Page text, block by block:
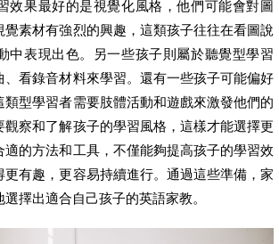
效果最好的是視覺化風格，他們可能會對圖
覺素材有強烈的興趣，這類孩子往往在看圖說
中表現出色。另一些孩子則屬於聽覺型學習
、看錄音材料來學習。還有一些孩子可能偏好
類型學習者需要肢體活動和遊戲來激發他們的
觀察和了解孩子的學習風格，這樣才能選擇更
適的方法和工具，不僅能夠提高孩子的學習效
更有趣，更容易持續進行。通過這些準備，家
擇出適合自己孩子的英語家教。